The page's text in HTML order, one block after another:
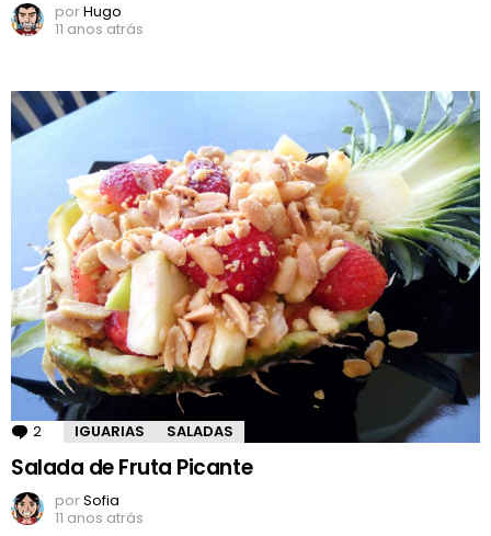
porHugo
11 anos atrás
2 Comentários
IGUARIAS SALADAS
Salada de Fruta Picante
porSofia
11 anos atrás